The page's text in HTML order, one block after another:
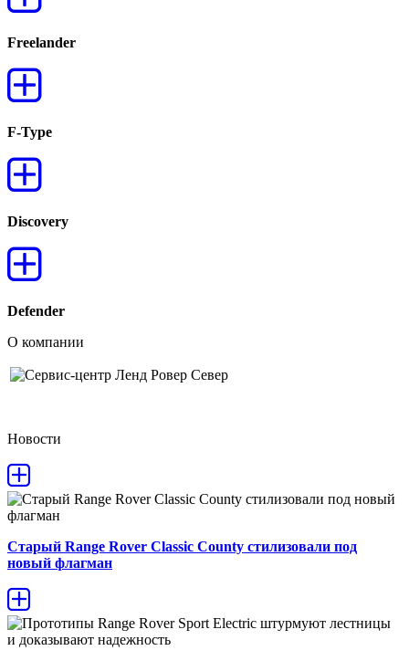
Freelander
F-Type
Discovery
Defender
О компании
Новости
Старый Range Rover Classic County стилизовали под
новый флагман